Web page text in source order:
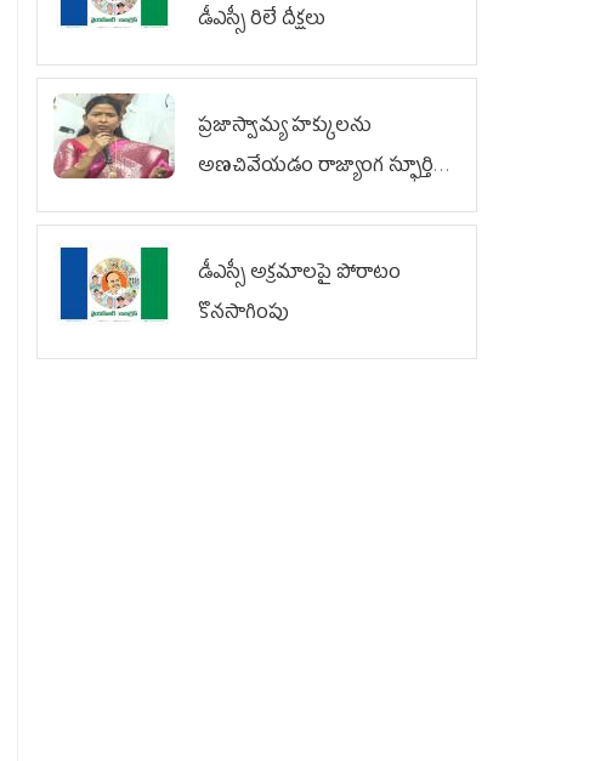
డీఎస్సీ రిలే దీక్షలు
ప్రజాస్వామ్య హక్కులను
అణచివేయడం రాజ్యాంగ స్ఫూర్తికి
విరుద్ధం
డీఎస్సీ అక్రమాలపై పోరాటం
కొనసాగింపు